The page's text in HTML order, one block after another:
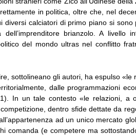
in politica, oltre che, nel
diversi calciatori di primo piano si
dell’imprenditore brianzolo. A livello
del mondo ultras nel conflitto
sottolineano gli autori, ha espulso «le
dalle programmazioni
In un tale contesto «le relazioni, a
dentro sfide dettate da
ad un unico mercato
comanda (e competere ma